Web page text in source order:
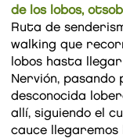
de los lobos,
Ruta de
walking que
lobos hasta
Nervión, pasando
desconocida
allí, siguiendo el
cauce llegaremos